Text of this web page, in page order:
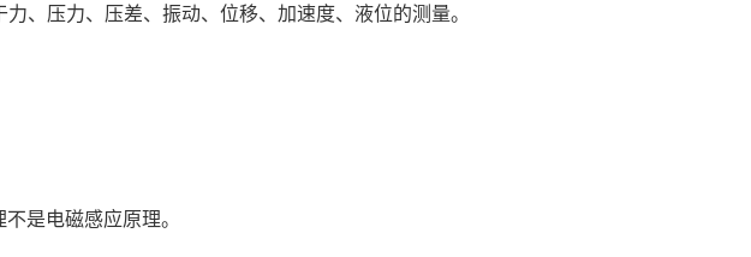
、压力、压差、振动、位移、加速度、液位的测量。
是电磁感应原理。